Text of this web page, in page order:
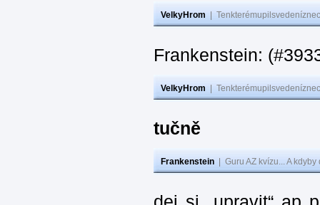
VelkyHrom
Frankenstein:
VelkyHrom
tučně
Frankenstein Guru AZ kvízu... A